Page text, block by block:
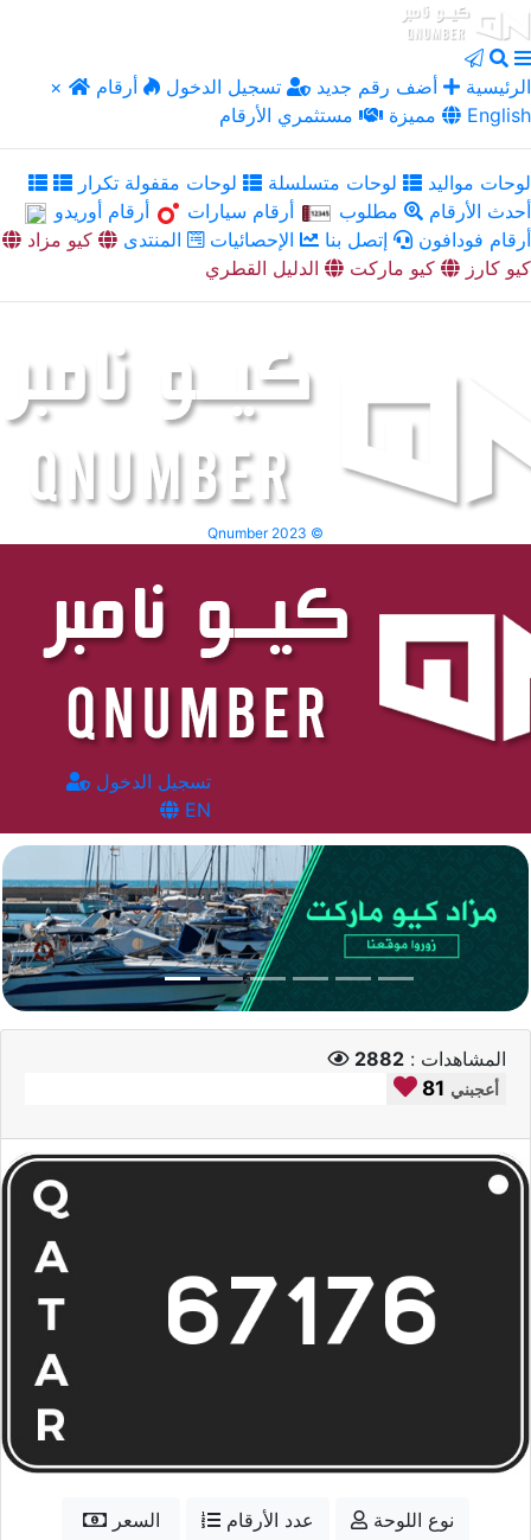
× الرئيسية أضف رقم جديد تسجيل الدخول
أرقام
مميزة
مستثمري الأرقام English
لوحات مواليد لوحات متسلسلة
لوحات مقفولة تكرار
أحدث الأرقام
مطلوب أرقام سيارات
أرقام أوريدو
أرقام فودافون
إتصل بنا الإحصائيات المنتدى
كيو مزاد
كيو كارز
كيو ماركت الدليل القطري
Qnumber 2023 ©
تسجيل الدخول
EN
المشاهدات : 2882
81 أعجبني
السعر
عدد الأرقام
نوع اللوحة